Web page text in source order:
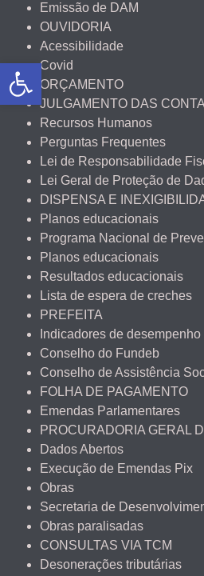
Emissão de DAM
OUVIDORIA
Acessibilidade
Covid
ORÇAMENTO
JULGAMENTO DAS
Recursos Humanos
Perguntas Frequentes
Lei de Responsabilidade
Lei Geral de Proteção de
DISPENSA E
Planos educacionais
Programa Nacional de
Planos educacionais
Resultados educacionais
Lista de espera de creches
PREFEITA
Indicadores de desempenho
Conselho do Fundeb
Conselho de Assistência
FOLHA DE PAGAMENTO
Emendas Parlamentares
PROCURADORIA GERAL
Dados Abertos
Execução de Emendas Pix
Obras
Secretaria de
Obras paralisadas
CONSULTAS VIA TCM
Desonerações tributárias
Abrir a barra de